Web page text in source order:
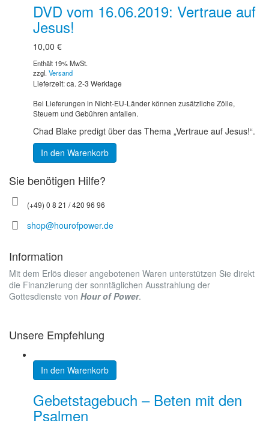
DVD vom 16.06.2019: Vertraue auf
Jesus!
10,00 €
Enthält 19% MwSt.
zzgl.Versand
Lieferzeit: ca. 2-3 Werktage
Bei Lieferungen in Nicht-EU-Länder können zusätzliche Zölle,
Steuern und Gebühren anfallen.
Chad Blake predigt über das Thema „Vertraue auf Jesus!“.
In den Warenkorb
Sie benötigen Hilfe?
(+49) 0 8 21 / 420 96 96
shop@hourofpower.de
Information
Mit dem Erlös dieser angebotenen Waren unterstützen Sie direkt
die Finanzierung der sonntäglichen Ausstrahlung der
Gottesdienste von Hour of Power.
Unsere Empfehlung
In den Warenkorb
Gebetstagebuch – Beten mit den
Psalmen